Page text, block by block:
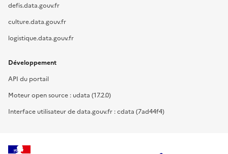
defis.data.gouv.fr
culture.data.gouv.fr
logistique.data.gouv.fr
Développement
API du portail
Moteur open source : udata (17.2.0)
Interface utilisateur de data.gouv.fr : cdata (7ad44f4)